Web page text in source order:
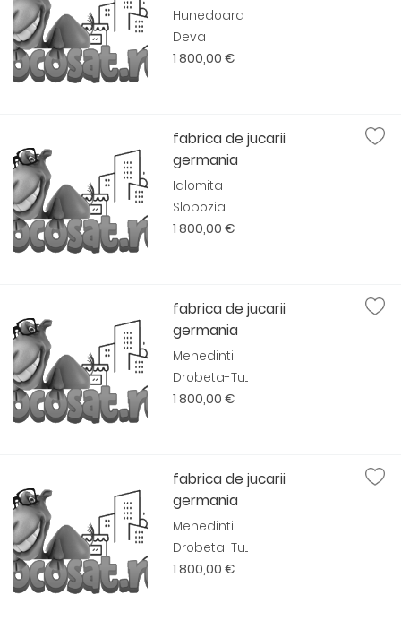
Hunedoara
Deva
1 800,00 €
fabrica de jucarii
germania
Ialomita
Slobozia
1 800,00 €
fabrica de jucarii
germania
Mehedinti
Drobeta-Tu...
1 800,00 €
fabrica de jucarii
germania
Mehedinti
Drobeta-Tu...
1 800,00 €